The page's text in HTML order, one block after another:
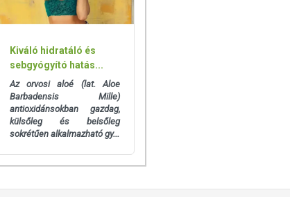
Kiváló hidratáló és
sebgyógyító hatás...
Az orvosi aloé (lat. Aloe
Barbadensis Mille)
antioxidánsokban gazdag,
külsőleg és belsőleg
sokrétűen alkalmazható gy...